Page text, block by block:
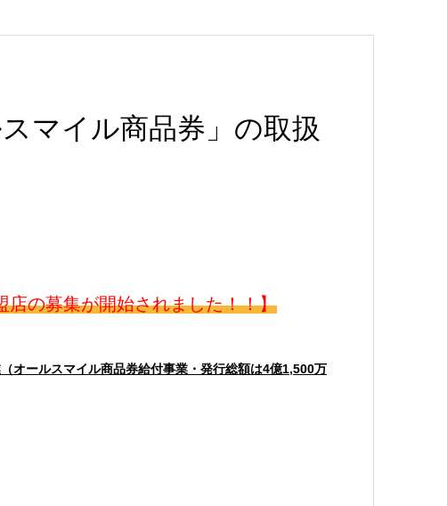
マイル商品券」の取扱
店の募集が開始されました！！】
オールスマイル商品券給付事業・発行総額は4億1,500万